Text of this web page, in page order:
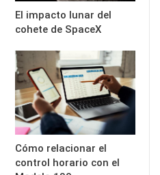
El impacto lunar del
cohete de SpaceX
Cómo relacionar el
control horario con el